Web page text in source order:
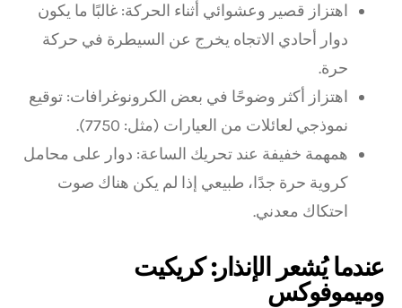
اهتزاز قصير وعشوائي أثناء الحركة: غالبًا ما يكون
دوار أحادي الاتجاه يخرج عن السيطرة في حركة
حرة.
اهتزاز أكثر وضوحًا في بعض الكرونوغرافات: توقيع
نموذجي لعائلات من العيارات (مثل: 7750).
همهمة خفيفة عند تحريك الساعة: دوار على محامل
كروية حرة جدًا، طبيعي إذا لم يكن هناك صوت
احتكاك معدني.
عندما يُشعر الإنذار: كريكيت
وميموفوكس